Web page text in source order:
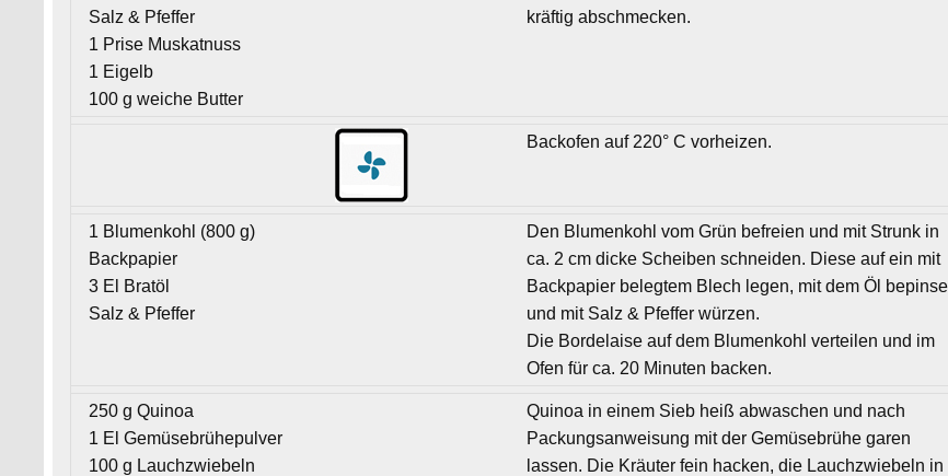
Salz & Pfeffer
1 Prise Muskatnuss
1 Eigelb
100 g weiche Butter
kräftig abschmecken.
Backofen auf 220° C vorheizen.
1 Blumenkohl (800 g)
Backpapier
3 El Bratöl
Salz & Pfeffer
Den Blumenkohl vom Grün befreien und mit Strunk in
ca. 2 cm dicke Scheiben schneiden. Diese auf ein mit
Backpapier belegtem Blech legen, mit dem Öl
und mit Salz & Pfeffer würzen.
Die Bordelaise auf dem Blumenkohl verteilen und im
Ofen für ca. 20 Minuten backen.
250 g Quinoa
1 El Gemüsebrühepulver
100 g Lauchzwiebeln
Quinoa in einem Sieb heiß abwaschen und nach
Packungsanweisung mit der Gemüsebrühe garen
lassen. Die Kräuter fein hacken, die Lauchzwiebeln in